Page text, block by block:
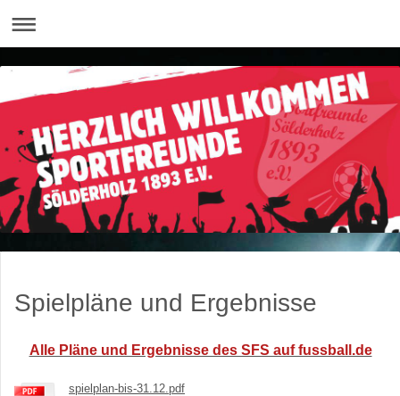
Spielpläne und Ergebnisse
Alle Pläne und Ergebnisse des SFS auf fussball.de
spielplan-bis-31.12.pdf